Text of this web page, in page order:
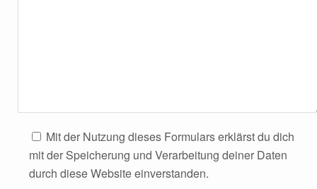
Mit der Nutzung dieses Formulars erklärst du dich
mit der Speicherung und Verarbeitung deiner Daten
durch diese Website einverstanden.